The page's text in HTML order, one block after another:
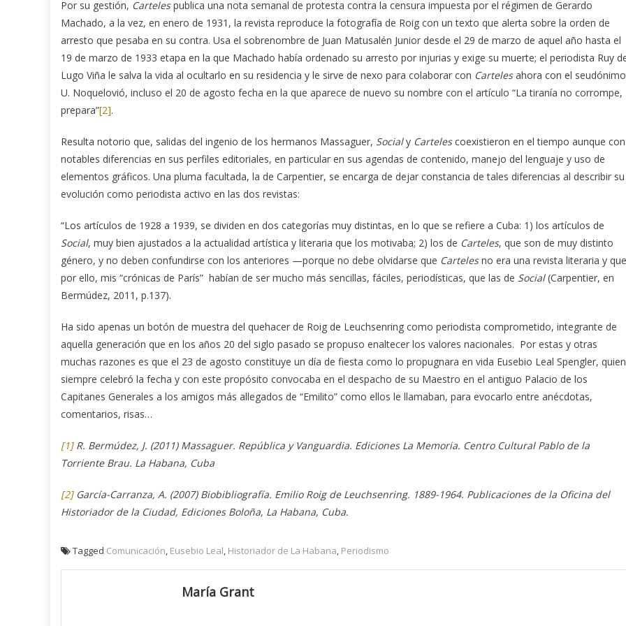
Por su gestión, Cartelespublica una nota semanal de protesta contra la censura impuesta por el régimen de Gerardo
Machado, a la vez, en enero de 1931, la revista reproduce la fotografía de Roig con un texto que alerta sobre la orden de
arresto que pesaba en su contra. Usa el sobrenombre de Juan Matusalén Junior desde el 29 de marzo de aquel año hasta el
19 de marzo de 1933 etapa en la que Machado había ordenado su arresto por injurias y exige su muerte; el periodista Ruy
Lugo Viña le salva la vida al ocultarlo en su residencia y le sirve de nexo para colaborar con Cartelesahora con el seudónimo
U. Noquelovió, incluso el 20 de agosto fecha en la que aparece de nuevo su nombre con el artículo “La tiranía no corrompe,
prepara”[2].
Resulta notorio que, salidas del ingenio de los hermanos Massaguer, Socialy Cartelescoexistieron en el tiempo aunque con
notables diferencias en sus perfiles editoriales, en particular en sus agendas de contenido, manejo del lenguaje y uso de
elementos gráficos. Una pluma facultada, la de Carpentier, se encarga de dejar constancia de tales diferencias al describir su
evolución como periodista activo en las dos revistas:
“Los artículos de 1928 a 1939, se dividen en dos categorías muy distintas, en lo que se refiere a Cuba: 1) los artículos de
Social, muy bien ajustados a la actualidad artística y literaria que los motivaba; 2) los de Carteles, que son de muy distinto
género, y no deben confundirse con los anteriores —porque no debe olvidarse que Cartelesno era una revista literaria y
por ello, mis “crónicas de París” habían de ser mucho más sencillas, fáciles, periodísticas, que las de Social(Carpentier, en
Bermúdez, 2011, p.137).
Ha sido apenas un botón de muestra del quehacer de Roig de Leuchsenring como periodista comprometido, integrante de
aquella generación que en los años 20 del siglo pasado se propuso enaltecer los valores nacionales. Por estas y otras
muchas razones es que el 23 de agosto constituye un día de fiesta como lo propugnara en vida Eusebio Leal Spengler, quien
siempre celebró la fecha y con este propósito convocaba en el despacho de su Maestro en el antiguo Palacio de los
Capitanes Generales a los amigos más allegados de “Emilito” como ellos le llamaban, para evocarlo entre anécdotas,
comentarios, risas…
[1]R. Bermúdez, J. (2011) Massaguer. República y Vanguardia. Ediciones La Memoria. Centro Cultural Pablo de la
Torriente Brau. La Habana, Cuba
[2]García-Carranza, A. (2007) Biobibliografía. Emilio Roig de Leuchsenring. 1889-1964. Publicaciones de la Oficina del
Historiador de la Ciudad, Ediciones Boloña, La Habana, Cuba.
Tagged Comunicación, Eusebio Leal, Historiador de La Habana, Periodismo
María Grant